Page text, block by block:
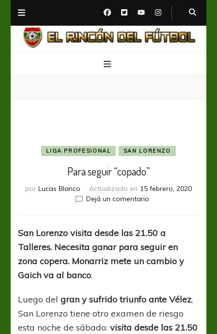
LIGA PROFESIONAL SAN LORENZO
Para seguir “copado”
por Lucas Blanco Actualizado en 15 febrero, 2020
Dejá un comentarioen
“copado”
San Lorenzo visita desde las 21.50 a
Talleres. Necesita ganar para seguir en
zona copera. Monarriz mete un cambio y
Gaich va al banco.
Luego delgran y sufrido triunfo ante Vélez,
San Lorenzo tiene otro examen de riesgo
esta noche de sábado:visita desde las 21.50